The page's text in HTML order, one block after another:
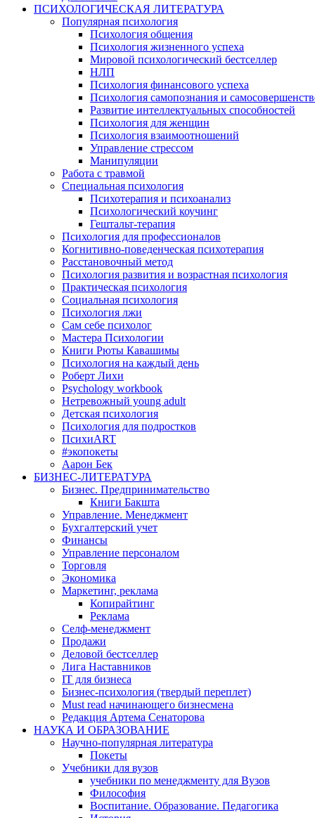
ПСИХОЛОГИЧЕСКАЯ ЛИТЕРАТУРА
Популярная психология
Психология общения
Психология жизненного успеха
Мировой психологический бестселлер
НЛП
Психология финансового успеха
Психология самопознания и
Развитие интеллектуальных способностей
Психология для женщин
Психология взаимоотношений
Управление стрессом
Манипуляции
Работа с травмой
Специальная психология
Психотерапия и психоанализ
Психологический коучинг
Гештальт-терапия
Психология для профессионалов
Когнитивно-поведенческая психотерапия
Расстановочный метод
Психология развития и возрастная психология
Практическая психология
Социальная психология
Психология лжи
Сам себе психолог
Мастера Психологии
Книги Рюты Кавашимы
Психология на каждый день
Роберт Лихи
Psychology workbook
Нетревожный young adult
Детская психология
Психология для подростков
ПсихиART
#экопокеты
Аарон Бек
БИЗНЕС-ЛИТЕРАТУРА
Бизнес. Предпринимательство
Книги Бакшта
Управление. Менеджмент
Бухгалтерский учет
Финансы
Управление персоналом
Торговля
Экономика
Маркетинг, реклама
Копирайтинг
Реклама
Селф-менеджмент
Продажи
Деловой бестселлер
Лига Наставников
IT для бизнеса
Бизнес-психология (твердый переплет)
Must read начинающего бизнесмена
Редакция Артема Сенаторова
НАУКА И ОБРАЗОВАНИЕ
Научно-популярная литература
Покеты
Учебники для вузов
учебники по менеджменту для Вузов
Философия
Воспитание. Образование. Педагогика